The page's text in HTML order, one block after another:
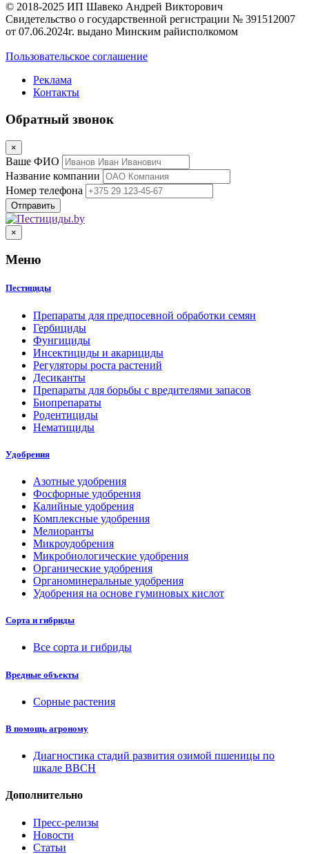
© 2018-2025 ИП Шавеко Андрей Викторович
Свидетельство о государственной регистрации № 391512007
от 07.06.2024г. выдано Минским райисполкомом
Пользовательское соглашение
Реклама
Контакты
Обратный звонок
×
Ваше ФИО
Название компании
Номер телефона
×
Меню
Пестициды
Препараты для предпосевной обработки семян
Гербициды
Фунгициды
Инсектициды и акарициды
Регуляторы роста растений
Десиканты
Препараты для борьбы с вредителями запасов
Биопрепараты
Родентициды
Нематициды
Удобрения
Азотные удобрения
Фосфорные удобрения
Калийные удобрения
Комплексные удобрения
Мелиоранты
Микроудобрения
Микробиологические удобрения
Органические удобрения
Органоминеральные удобрения
Удобрения на основе гуминовых кислот
Сорта и гибриды
Все сорта и гибриды
Вредные объекты
Сорные растения
В помощь агроному
Диагностика стадий развития озимой пшеницы по
шкале ВВСН
Дополнительно
Пресс-релизы
Новости
Статьи